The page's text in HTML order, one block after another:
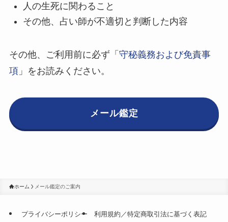
人の生死に関わること
その他、占い師が不適切と判断した内容
その他、ご利用前に必ず「 守秘義務および免責事
項」をお読みください。
メール鑑定
ホーム メール鑑定のご案内
プライバシーポリシー 利用規約／特定商取引法に基づく表記